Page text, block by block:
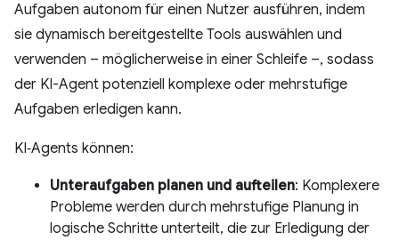
Aufgaben autonom für einen Nutzer ausführen, indem
sie dynamisch bereitgestellte Tools auswählen und
verwenden – möglicherweise in einer Schleife –, sodass
der KI-Agent potenziell komplexe oder mehrstufige
Aufgaben erledigen kann.
KI‑Agents können:
Unteraufgaben planen und aufteilen: Komplexere
Probleme werden durch mehrstufige Planung in
logische Schritte unterteilt, die zur Erledigung der